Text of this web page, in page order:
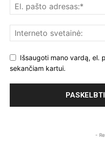
Išsaugoti mano vardą, el.
sekančiam kartui.
-